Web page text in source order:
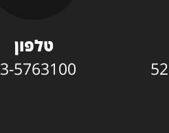
טלפון
5763100